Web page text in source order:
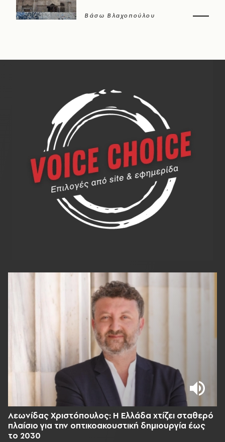
Βάσω Βλαχοπούλου
Λεωνίδας Χριστόπουλος: Η Ελλάδα χτίζει σταθερό
πλαίσιο για την οπτικοακουστική δημιουργία έως
το 2030